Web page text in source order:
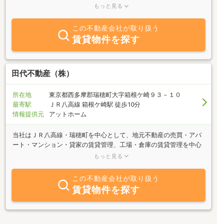
舗・事務所等の事業用物件も数多く取り揃えております。初めての
「エム・ケイコーポレーション」へお気軽に電話・メール・ご来店
ください。さらに！お得な情報として、自社ホームページでは、新
鮮な情報を随時更新中！まずは、他社との違いをご覧ください。右
上の『ホームページボタン』を押していただき、こだわりの『エ
ム・ケイコーポレーション』のマガジンスタイル検索サイトを今す
ぐアクセス！カワイイ愛犬スズも力になります。
もっと見る
この不動産会社が取り扱う
賃貸物件を探す
田代不動産（株）
所在地
東京都西多摩郡瑞穂町大字箱根ケ崎９３－１０
最寄駅
ＪＲ八高線 箱根ケ崎駅 徒歩10分
情報提供元
アットホーム
当社はＪＲ八高線・瑞穂町を中心として、地元不動産の売買・アパ
ート・マンション・貸家の賃貸管理、工場・倉庫の賃貸管理を中心
に業務を行なっている会社です。豊富な自社物件、情報力でお客様
もっと見る
この不動産会社が取り扱う
賃貸物件を探す